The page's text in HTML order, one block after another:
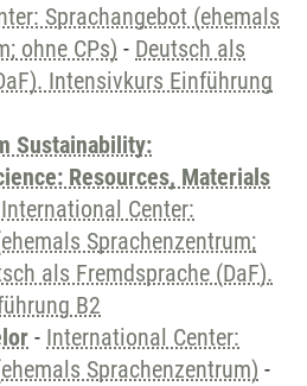
Sprachangebot (ehemals
ohne CPs) - Deutsch als
Intensivkurs Einführung
Sustainability:
Resources, Materials
International Center:
Sprachenzentrum;
als Fremdsprache (DaF).
B2
- International Center:
Sprachenzentrum) -